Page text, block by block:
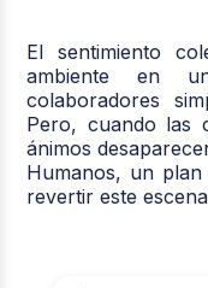
El sentimiento
ambiente en
colaboradores
Pero, cuando las
ánimos
Humanos, un
revertir este